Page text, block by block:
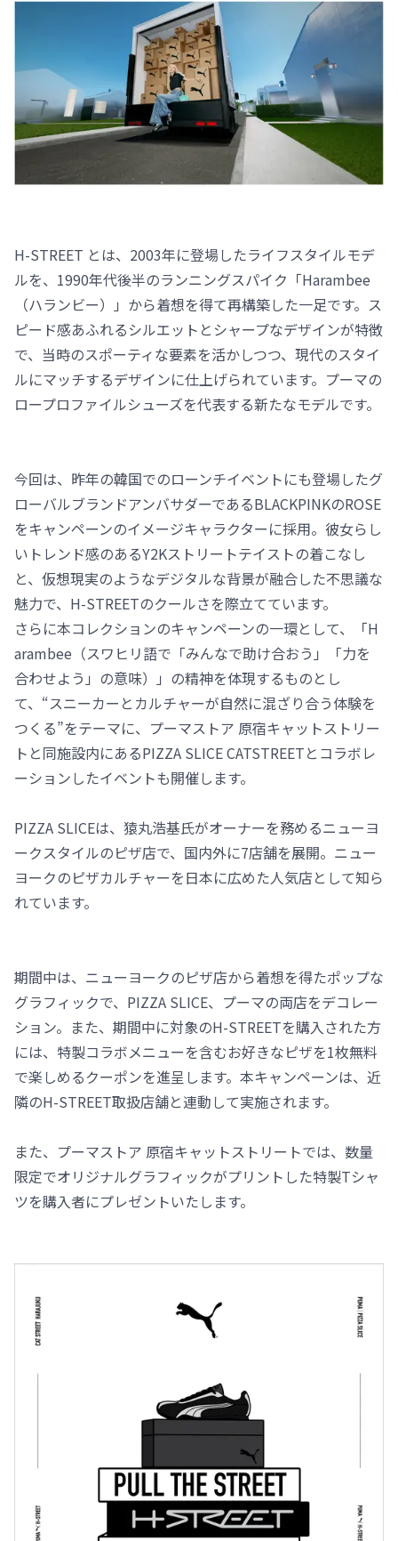
H-STREET とは、2003年に登場したライフスタイルモデ
ルを、1990年代後半のランニングスパイク「Harambee
（ハランビー）」から着想を得て再構築した一足です。ス
ピード感あふれるシルエットとシャープなデザインが特徴
で、当時のスポーティな要素を活かしつつ、現代のスタイ
ルにマッチするデザインに仕上げられています。プーマの
ロープロファイルシューズを代表する新たなモデルです。
今回は、昨年の韓国でのローンチイベントにも登場したグ
ローバルブランドアンバサダーであるBLACKPINKのROSE
をキャンペーンのイメージキャラクターに採用。彼女らし
いトレンド感のあるY2Kストリートテイストの着こなし
と、仮想現実のようなデジタルな背景が融合した不思議な
魅力で、H-STREETのクールさを際立てています。
さらに本コレクションのキャンペーンの一環として、「H
arambee（スワヒリ語で「みんなで助け合おう」「力を
合わせよう」の意味）」の精神を体現するものとし
て、“スニーカーとカルチャーが自然に混ざり合う体験を
つくる”をテーマに、プーマストア 原宿キャットストリー
トと同施設内にあるPIZZA SLICE CATSTREETとコラボレ
ーションしたイベントも開催します。
PIZZA SLICEは、猿丸浩基氏がオーナーを務めるニューヨ
ークスタイルのピザ店で、国内外に7店舗を展開。ニュー
ヨークのピザカルチャーを日本に広めた人気店として知ら
れています。
期間中は、ニューヨークのピザ店から着想を得たポップな
グラフィックで、PIZZA SLICE、プーマの両店をデコレー
ション。また、期間中に対象のH-STREETを購入された方
には、特製コラボメニューを含むお好きなピザを1枚無料
で楽しめるクーポンを進呈します。本キャンペーンは、近
隣のH-STREET取扱店舗と連動して実施されます。
また、プーマストア 原宿キャットストリートでは、数量
限定でオリジナルグラフィックがプリントした特製Tシャ
ツを購入者にプレゼントいたします。